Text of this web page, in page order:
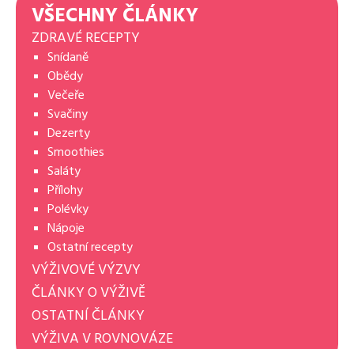
VŠECHNY ČLÁNKY
ZDRAVÉ RECEPTY
Snídaně
Obědy
Večeře
Svačiny
Dezerty
Smoothies
Saláty
Přílohy
Polévky
Nápoje
Ostatní recepty
VÝŽIVOVÉ VÝZVY
ČLÁNKY O VÝŽIVĚ
OSTATNÍ ČLÁNKY
VÝŽIVA V ROVNOVÁZE